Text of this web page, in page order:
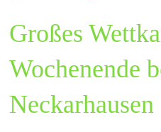
Großes
Wochenende
Neckarhausen